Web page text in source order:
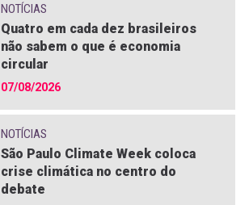
NOTÍCIAS
Quatro em cada dez brasileiros
não sabem o que é economia
circular
07/08/2026
NOTÍCIAS
São Paulo Climate Week coloca
crise climática no centro do
debate